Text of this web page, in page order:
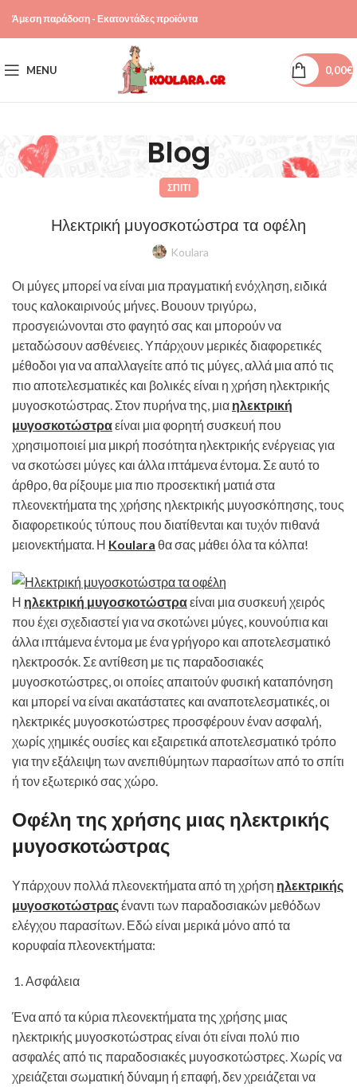
Άμεση παράδοση - Εκατοντάδες προϊόντα
MENU 0,00€
Blog
ΣΠΊΤΙ
Ηλεκτρική μυγοσκοτώστρα τα οφέλη
Koulara
Οι μύγες μπορεί να είναι μια πραγματική ενόχληση, ειδικά
τους καλοκαιρινούς μήνες. Βουουν τριγύρω,
προσγειώνονται στο φαγητό σας και μπορούν να
μεταδώσουν ασθένειες. Υπάρχουν μερικές διαφορετικές
μέθοδοι για να απαλλαγείτε από τις μύγες, αλλά μια από τις
πιο αποτελεσματικές και βολικές είναι η χρήση ηλεκτρικής
μυγοσκοτώστρας. Στον πυρήνα της, μια ηλεκτρική
μυγοσκοτώστραείναι μια φορητή συσκευή που
χρησιμοποιεί μια μικρή ποσότητα ηλεκτρικής ενέργειας για
να σκοτώσει μύγες και άλλα ιπτάμενα έντομα. Σε αυτό το
άρθρο, θα ρίξουμε μια πιο προσεκτική ματιά στα
πλεονεκτήματα της χρήσης ηλεκτρικής μυγοσκόπησης, τους
διαφορετικούς τύπους που διατίθενται και τυχόν πιθανά
μειονεκτήματα. Η Koulara θα σας μάθει όλα τα κόλπα!
Η ηλεκτρική μυγοσκοτώστραείναι μια συσκευή χειρός
που έχει σχεδιαστεί για να σκοτώνει μύγες, κουνούπια και
άλλα ιπτάμενα έντομα με ένα γρήγορο και αποτελεσματικό
ηλεκτροσόκ. Σε αντίθεση με τις παραδοσιακές
μυγοσκοτώστρες, οι οποίες απαιτούν φυσική καταπόνηση
και μπορεί να είναι ακατάστατες και αναποτελεσματικές, οι
ηλεκτρικές μυγοσκοτώστρες προσφέρουν έναν ασφαλή,
χωρίς χημικές ουσίες και εξαιρετικά αποτελεσματικό τρόπο
για την εξάλειψη των ανεπιθύμητων παρασίτων από το σπίτι
ή τον εξωτερικό σας χώρο.
Οφέλη της χρήσης μιας ηλεκτρικής
μυγοσκοτώστρας
Υπάρχουν πολλά πλεονεκτήματα από τη χρήση ηλεκτρικής
μυγοσκοτώστραςέναντι των παραδοσιακών μεθόδων
ελέγχου παρασίτων. Εδώ είναι μερικά μόνο από τα
κορυφαία πλεονεκτήματα:
Ασφάλεια
Ένα από τα κύρια πλεονεκτήματα της χρήσης μιας
ηλεκτρικής μυγοσκοτώστρας είναι ότι είναι πολύ πιο
ασφαλές από τις παραδοσιακές μυγοσκοτώστρες. Χωρίς να
χρειάζεται σωματική δύναμη ή επαφή, δεν χρειάζεται να